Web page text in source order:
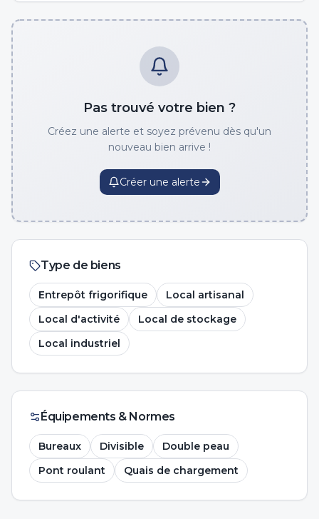
Pas trouvé votre bien ?
Créez une alerte et soyez prévenu dès qu'un
nouveau bien arrive !
Créer une alerte
Type de biens
Entrepôt frigorifique
Local artisanal
Local d'activité
Local de stockage
Local industriel
Équipements & Normes
Bureaux Divisible
Double peau
Pont roulant
Quais de chargement